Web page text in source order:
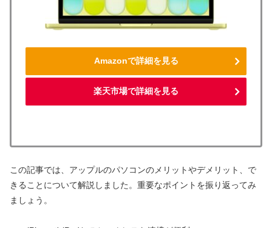
Amazonで詳細を見る
楽天市場で詳細を見る
この記事では、アップルのパソコンのメリットやデメリット、で
きることについて解説しました。重要なポイントを振り返ってみ
ましょう。